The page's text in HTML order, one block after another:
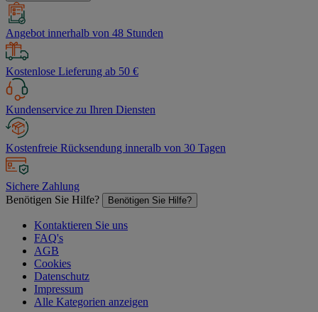
Angebot innerhalb von 48 Stunden
Kostenlose Lieferung ab 50 €
Kundenservice zu Ihren Diensten
Kostenfreie Rücksendung inneralb von 30 Tagen
Sichere Zahlung
Benötigen Sie Hilfe?
Benötigen Sie Hilfe?
Kontaktieren Sie uns
FAQ's
AGB
Cookies
Datenschutz
Impressum
Alle Kategorien anzeigen